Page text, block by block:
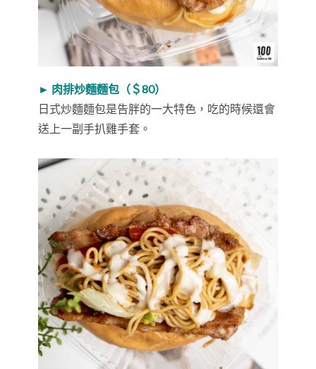
► 肉排炒麵麵包（＄80）
日式炒麵麵包是告胖的一大特色，吃的時候還會
送上一副手扒雞手套。